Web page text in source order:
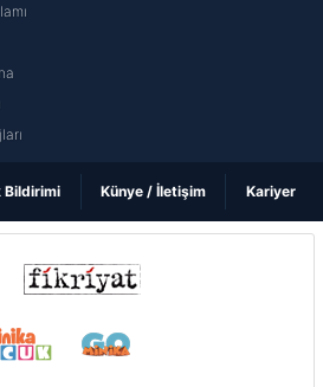
Bildirimi Künye / İletişim Kariyer